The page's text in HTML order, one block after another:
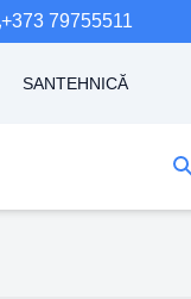
+373 79755511
SANTEHNICĂ